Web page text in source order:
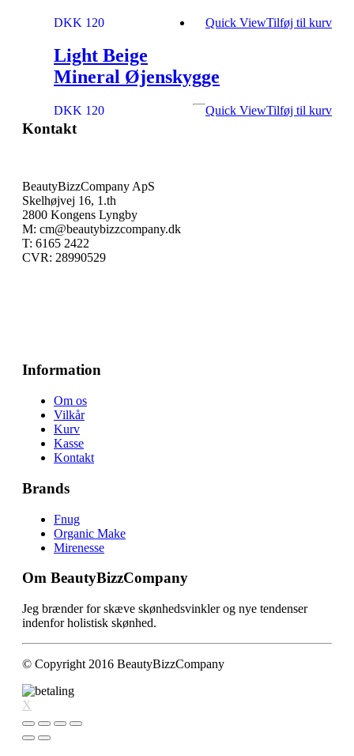
DKK 120 Tilføj til kurv
Quick View
Light Beige
Mineral Øjenskygge
DKK 120 Tilføj til kurv
Quick View
Kontakt
BeautyBizzCompany ApS
Skelhøjvej 16, 1.th
2800 Kongens Lyngby
M: cm@beautybizzcompany.dk
T: 6165 2422
CVR: 28990529
Information
Om os
Vilkår
Kurv
Kasse
Kontakt
Brands
Fnug
Organic Make
Mirenesse
Om BeautyBizzCompany
Jeg brænder for skæve skønhedsvinkler og nye tendenser
indenfor holistisk skønhed.
© Copyright 2016 BeautyBizzCompany
X